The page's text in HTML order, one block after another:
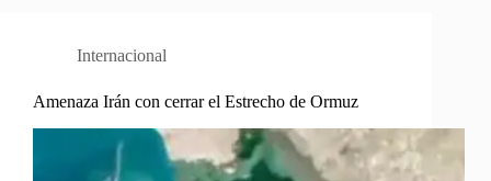
Internacional
Amenaza Irán con cerrar el Estrecho de Ormuz